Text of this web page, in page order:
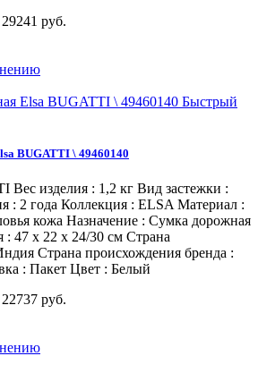
29241 руб.
Быстрый
BUGATTI \ 49460140
Вес изделия : 1,2 кг Вид застежки :
: 2 года Коллекция : ELSA Материал :
кожа Назначение : Сумка дорожная
: 47 х 22 х 24/30 см Страна
Страна происхождения бренда :
: Пакет Цвет : Белый
22737 руб.